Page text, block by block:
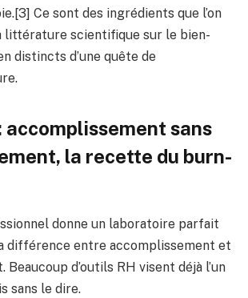
Ce sont des ingrédients que l’on
littérature scientifique sur le bien-
distincts d’une quête de
accomplissement sans
la recette du burn-
donne un laboratoire parfait
différence entre accomplissement et
Beaucoup d’outils RH visent déjà l’un
sans le dire.